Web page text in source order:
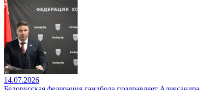
14.07.2026